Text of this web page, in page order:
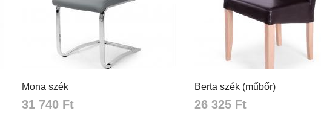
Mona szék
31 740 Ft
Berta szék (műbőr)
26 325 Ft